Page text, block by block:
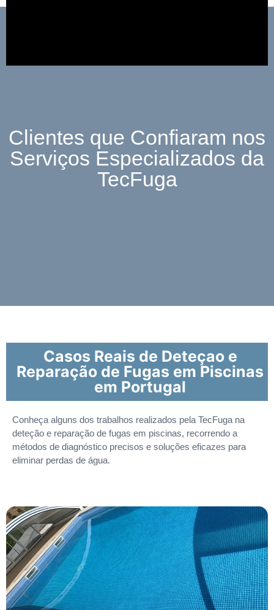
Clientes que Confiaram nos
Serviços Especializados da
TecFuga
Casos Reais de Deteçao e
Reparação de Fugas em Piscinas
em Portugal
Conheça alguns dos trabalhos realizados pela TecFuga na
deteção e reparação de fugas em piscinas, recorrendo a
métodos de diagnóstico precisos e soluções eficazes para
eliminar perdas de água.